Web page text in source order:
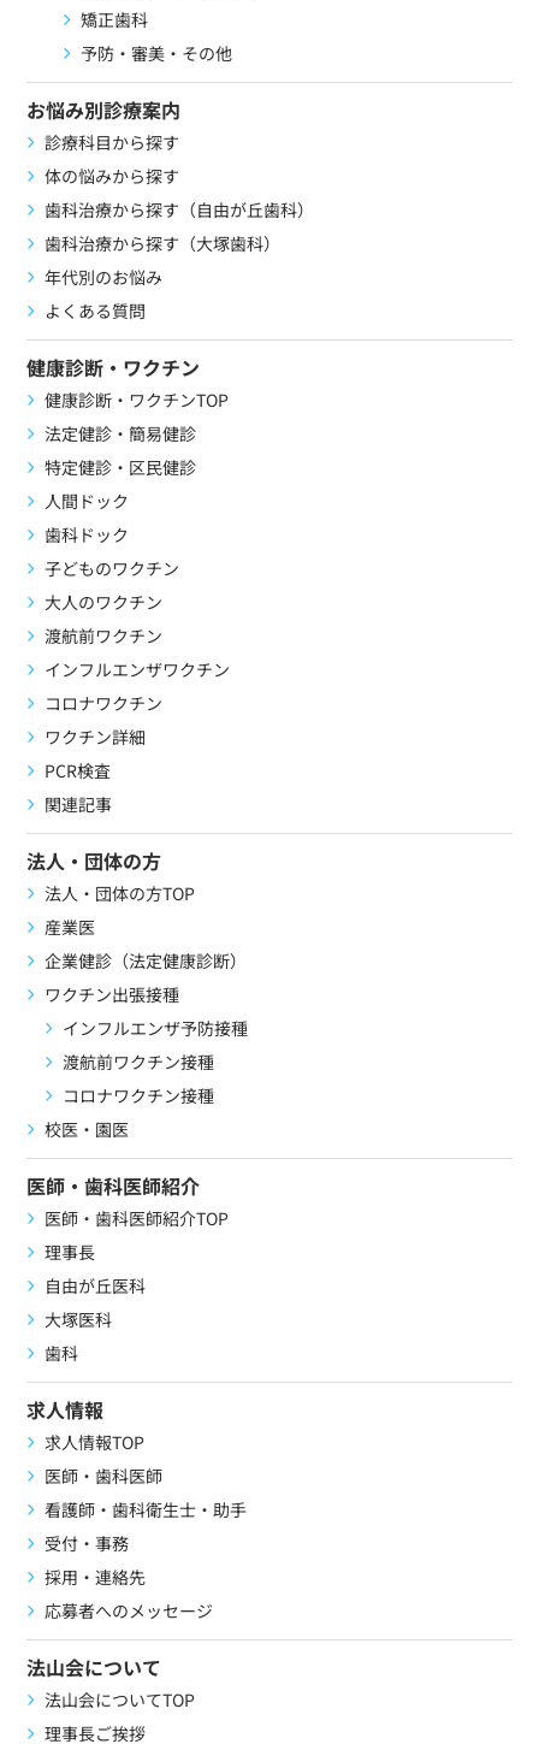
矯正歯科
予防・審美・その他
お悩み別診療案内
診療科目から探す
体の悩みから探す
歯科治療から探す（自由が丘歯科）
歯科治療から探す（大塚歯科）
年代別のお悩み
よくある質問
健康診断・ワクチン
健康診断・ワクチンTOP
法定健診・簡易健診
特定健診・区民健診
人間ドック
歯科ドック
子どものワクチン
大人のワクチン
渡航前ワクチン
インフルエンザワクチン
コロナワクチン
ワクチン詳細
PCR検査
関連記事
法人・団体の方
法人・団体の方TOP
産業医
企業健診（法定健康診断）
ワクチン出張接種
インフルエンザ予防接種
渡航前ワクチン接種
コロナワクチン接種
校医・園医
医師・歯科医師紹介
医師・歯科医師紹介TOP
理事長
自由が丘医科
大塚医科
歯科
求人情報
求人情報TOP
医師・歯科医師
看護師・歯科衛生士・助手
受付・事務
採用・連絡先
応募者へのメッセージ
法山会について
法山会についてTOP
理事長ご挨拶